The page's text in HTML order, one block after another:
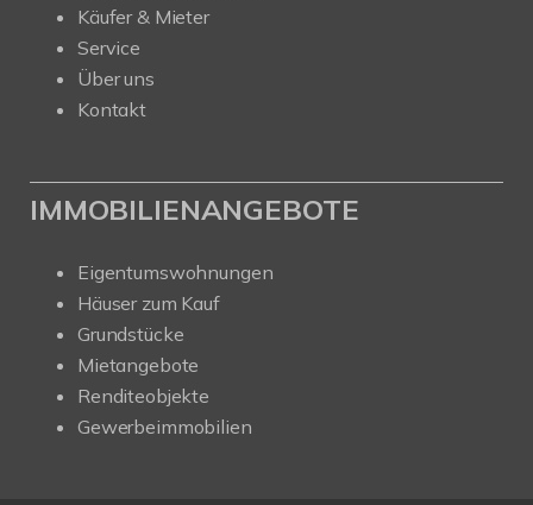
Käufer & Mieter
Service
Über uns
Kontakt
IMMOBILIENANGEBOTE
Eigentumswohnungen
Häuser zum Kauf
Grundstücke
Mietangebote
Renditeobjekte
Gewerbeimmobilien